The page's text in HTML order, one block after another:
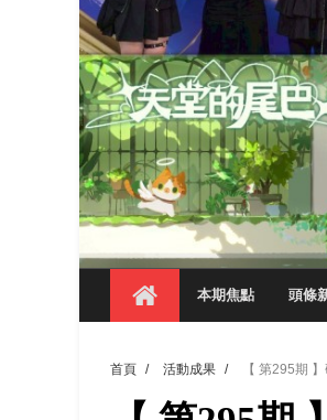
師生攜手磨練一個
一銀彭仁主中國科
通識教育中心主辦
數據後的溫度：財
森城建設股份有限
產學合作新里程！
英文公園 315期
【 第404期 】影視
【 第404期 】你
本期焦點 頭條
首頁 / 活動成果 / 【 第295期